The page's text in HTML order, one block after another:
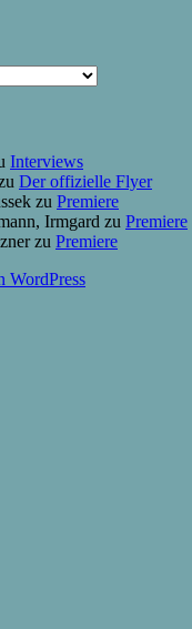
Interviews
Der offizielle Flyer
zu Premiere
Irmgard zu Premiere
zu Premiere
WordPress